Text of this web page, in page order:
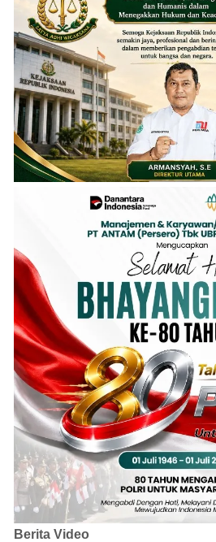
Berita Video